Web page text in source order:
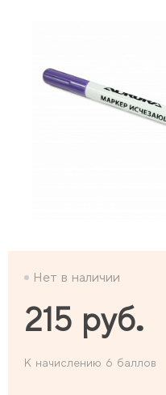
Нет в наличии
215 руб.
К начислению 6 баллов